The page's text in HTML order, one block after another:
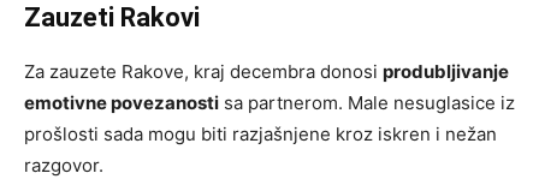
Zauzeti Rakovi
Za zauzete Rakove, kraj decembra donosi produbljivanje
emotivne povezanosti sa partnerom. Male nesuglasice iz
prošlosti sada mogu biti razjašnjene kroz iskren i nežan
razgovor.